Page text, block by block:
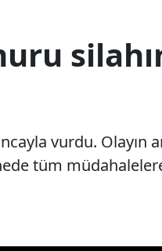
vurdu. Olayın
tüm